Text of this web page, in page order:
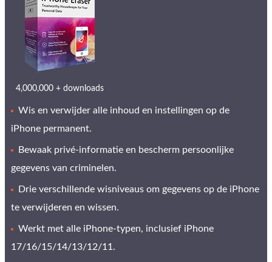
4,000,000 + downloads
Wis en verwijder alle inhoud en instellingen op de
iPhone permanent.
Bewaak privé-informatie en bescherm persoonlijke
gegevens van criminelen.
Drie verschillende wisniveaus om gegevens op de iPhone
te verwijderen en wissen.
Werkt met alle iPhone-typen, inclusief iPhone
17/16/15/14/13/12/11.